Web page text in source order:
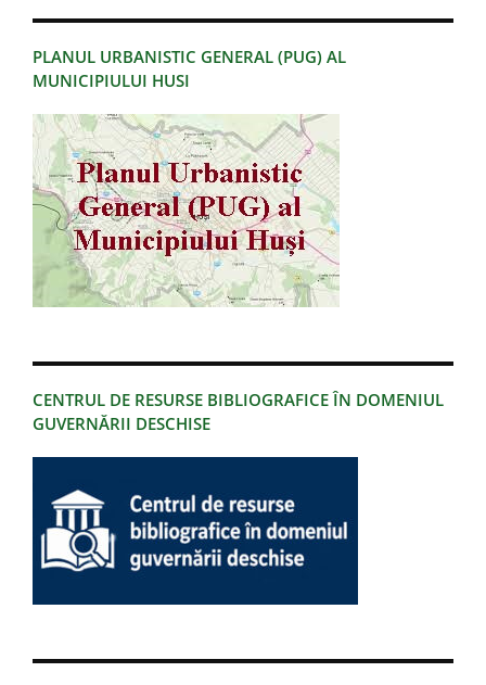
PLANUL URBANISTIC GENERAL (PUG) AL
MUNICIPIULUI HUSI
CENTRUL DE RESURSE BIBLIOGRAFICE ÎN DOMENIUL
GUVERNĂRII DESCHISE